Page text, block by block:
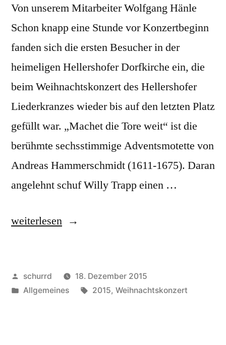
Von unserem Mitarbeiter Wolfgang Hänle
Schon knapp eine Stunde vor Konzertbeginn
fanden sich die ersten Besucher in der
heimeligen Hellershofer Dorfkirche ein, die
beim Weihnachtskonzert des Hellershofer
Liederkranzes wieder bis auf den letzten Platz
gefüllt war. „Machet die Tore weit“ ist die
berühmte sechsstimmige Adventsmotette von
Andreas Hammerschmidt (1611-1675). Daran
angelehnt schuf Willy Trapp einen …
„Weihnachtskonzert
„Eintracht“
Hellershof“
weiterlesen
Veröffentlicht
von
schurrd
18. Dezember 2015
Veröffentlicht
Allgemeines Schlagwörter:
2015, Weihnachtskonzert